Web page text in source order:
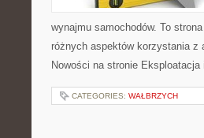
wynajmu samochodów. To
różnych aspektów korzystania z
Nowości na stronie
CATEGORIES: WAŁBRZYCH